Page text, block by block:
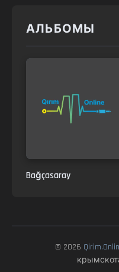
АЛЬБОМЫ
Bağçasaray
© 2026